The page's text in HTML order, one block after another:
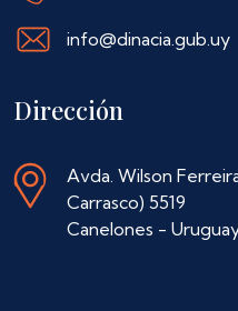
info@dinacia.gub.uy
Dirección
Avda. Wilson
Carrasco) 5519
Canelones -